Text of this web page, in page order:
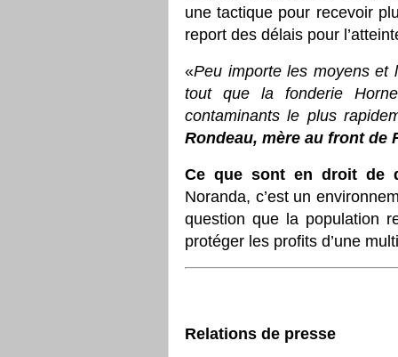
une tactique pour recevoir
report des délais pour
«Peu importe les moyens et
tout que la fonderie
contaminants le plus
Rondeau, mère au front de
Ce que sont en droit de
Noranda, c’est un
question que la population
protéger les profits d’une
Relations de presse